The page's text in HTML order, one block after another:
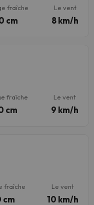
fraîche
cm
Le vent
8 km/h
fraîche
cm
Le vent
9 km/h
fraîche
cm
Le vent
10 km/h